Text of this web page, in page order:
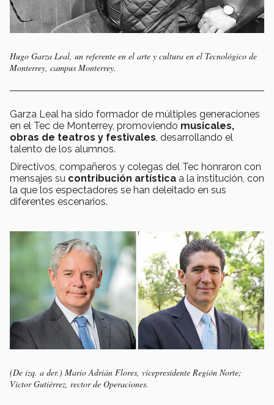
Hugo Garza Leal, un referente en el arte y cultura en el Tecnológico de
Monterrey, campus Monterrey.
Garza Leal ha sido formador de múltiples generaciones
en el Tec de Monterrey, promoviendo musicales,
obras de teatros y festivales, desarrollando el
talento de los alumnos.
Directivos, compañeros y colegas del Tec honraron con
mensajes su contribución artística a la institución, con
la que los espectadores se han deleitado en sus
diferentes escenarios.
(De izq. a der.) Mario Adrián Flores, vicepresidente Región Norte;
Víctor Gutiérrez, rector de Operaciones.